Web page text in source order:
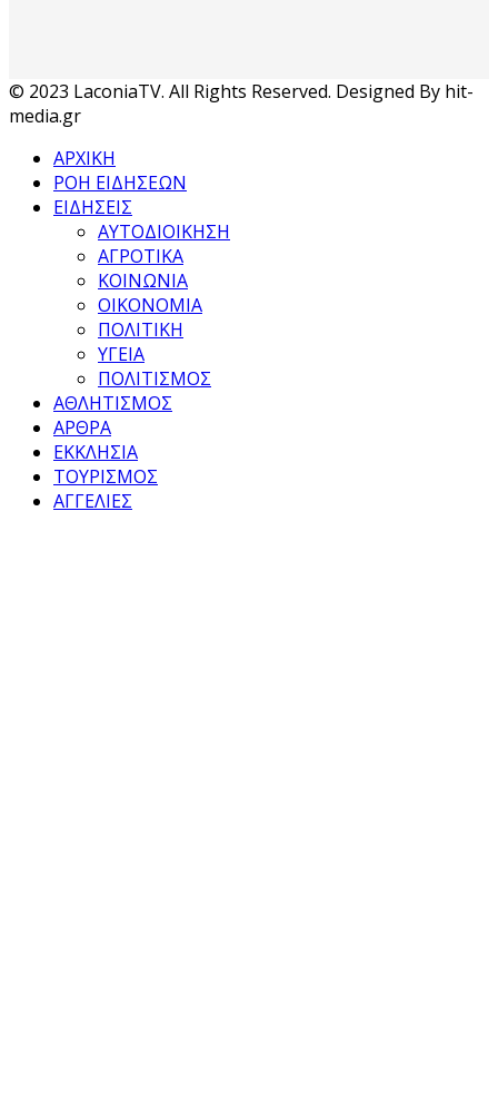
© 2023 LaconiaTV. All Rights Reserved. Designed By hit-
media.gr
ΑΡΧΙΚΗ
ΡΟΗ ΕΙΔΗΣΕΩΝ
ΕΙΔΗΣΕΙΣ
ΑΥΤΟΔΙΟΙΚΗΣΗ
ΑΓΡΟΤΙΚΑ
ΚΟΙΝΩΝΙΑ
ΟΙΚΟΝΟΜΙΑ
ΠΟΛΙΤΙΚΗ
ΥΓΕΙΑ
ΠΟΛΙΤΙΣΜΟΣ
ΑΘΛΗΤΙΣΜΟΣ
ΑΡΘΡΑ
ΕΚΚΛΗΣΙΑ
ΤΟΥΡΙΣΜΟΣ
ΑΓΓΕΛΙΕΣ